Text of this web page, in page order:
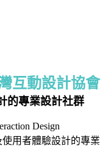
互動設計協會
的專業設計社群
Design
使用者體驗設計的專業